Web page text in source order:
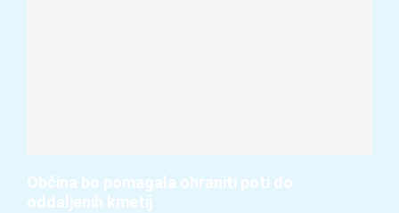
Občina bo pomagala ohraniti poti do
oddaljenih kmetij